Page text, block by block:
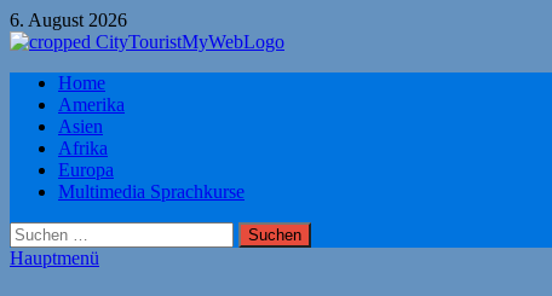
Zum
Inhalt
6. August 2026
Citytourist Reise Tipps
Urlaub, Ferien, Flüge, Freizeit, Reise
Home
Amerika
Asien
Afrika
Europa
Multimedia Sprachkurse
Suchen
nach:
Hauptmenü